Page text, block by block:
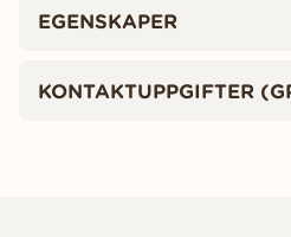
EGENSKAPER
KONTAKTUPPGIFTER